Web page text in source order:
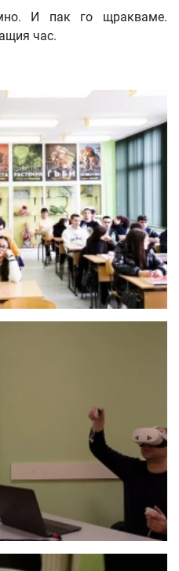
И пак го щракваме.
час.